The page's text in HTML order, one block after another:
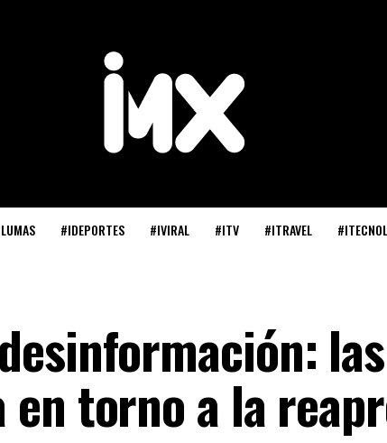
#IDEPORTES #IVIRAL #ITV #ITRAVEL
torno a la